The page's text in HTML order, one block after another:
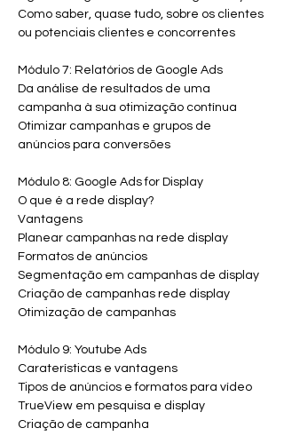
Como saber, quase tudo, sobre os clientes
ou potenciais clientes e concorrentes
Módulo 7: Relatórios de Google Ads
Da análise de resultados de uma
campanha à sua otimização contínua
Otimizar campanhas e grupos de
anúncios para conversões
Módulo 8: Google Ads for Display
O que é a rede display?
Vantagens
Planear campanhas na rede display
Formatos de anúncios
Segmentação em campanhas de display
Criação de campanhas rede display
Otimização de campanhas
Módulo 9: Youtube Ads
Caraterísticas e vantagens
Tipos de anúncios e formatos para vídeo
TrueView em pesquisa e display
Criação de campanha